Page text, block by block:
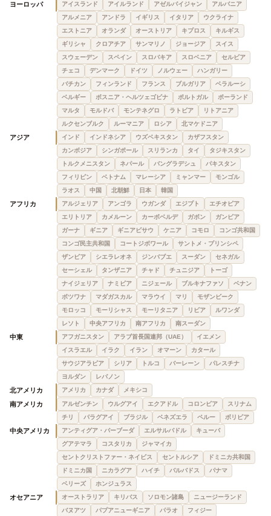
ヨーロッパ アイスランド アイルランド アゼルバイジャン
アルバニア
アルメニア
アンドラ イギリス イタリア
ウクライナ
エストニア
オランダ オーストリア キプロス
キルギス
ギリシャ
クロアチア サンマリノ ジョージア
スイス
スウェーデン
スペイン スロバキア スロベニア
セルビア
チェコ
デンマーク ドイツ ノルウェー
ハンガリー
バチカン
フィンランド フランス ブルガリア
ベラルーシ
ベルギー
ボスニア・ヘルツェゴビナ ポルトガル
ポーランド
マルタ
モルドバ モンテネグロ ラトビア
リトアニア
ルクセンブルク
ルーマニア ロシア 北マケドニア
アジア インド インドネシア ウズベキスタン
カザフスタン
カンボジア
シンガポール スリランカ タイ
タジキスタン
トルクメニスタン
ネパール バングラデシュ
パキスタン
フィリピン
ベトナム マレーシア ミャンマー
モンゴル
ラオス
中国 北朝鮮 日本 韓国
アフリカ アルジェリア アンゴラ ウガンダ エジプト
エチオピア
エリトリア
カメルーン カーボベルデ ガボン
ガンビア
ガーナ
ギニア ギニアビサウ ケニア コモロ
コンゴ共和国
コンゴ民主共和国
コートジボワール
サントメ・プリンシペ
ザンビア
シエラレオネ ジンバブエ スーダン
セネガル
セーシェル
タンザニア チャド チュニジア
トーゴ
ナイジェリア
ナミビア ニジェール ブルキナファソ
ベナン
ボツワナ
マダガスカル マラウイ マリ
モザンビーク
モロッコ
モーリシャス モーリタニア リビア
ルワンダ
レソト
中央アフリカ 南アフリカ 南スーダン
中東 アフガニスタン アラブ首長国連邦（UAE）
イエメン
イスラエル
イラク イラン オマーン
カタール
サウジアラビア
シリア トルコ バーレーン
パレスチナ
ヨルダン
レバノン
北アメリカ アメリカ カナダ メキシコ
南アメリカ アルゼンチン ウルグアイ エクアドル コロンビア
スリナム
チリ
パラグアイ ブラジル ベネズエラ ペルー ボリビア
中央アメリカ アンティグア・バーブーダ エルサルバドル
キューバ
グアテマラ
コスタリカ
ジャマイカ
セントクリストファー・ネイビス
セントルシア
ドミニカ共和国
ドミニカ国
ニカラグア ハイチ バルバドス
パナマ
ベリーズ
ホンジュラス
オセアニア オーストラリア キリバス ソロモン諸島
ニュージーランド
バヌアツ
パプアニューギニア パラオ フィジー